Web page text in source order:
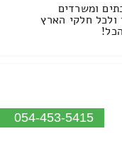
ומשרדים
ולכל חלקי הארץ
054-453-5415